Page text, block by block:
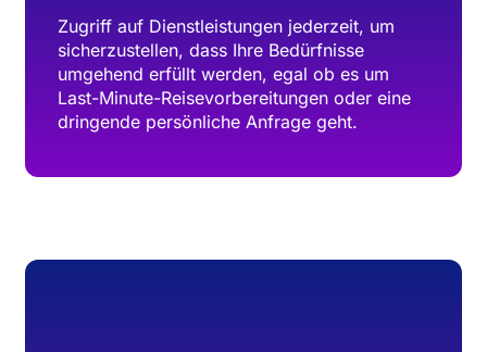
Zugriff auf Dienstleistungen jederzeit, um
sicherzustellen, dass Ihre Bedürfnisse
umgehend erfüllt werden, egal ob es um
Last-Minute-Reisevorbereitungen oder eine
dringende persönliche Anfrage geht.